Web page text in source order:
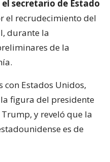
secretario de Estado
el recrudecimiento del
durante la
de la
con Estados Unidos,
figura del presidente
y reveló que la
es de